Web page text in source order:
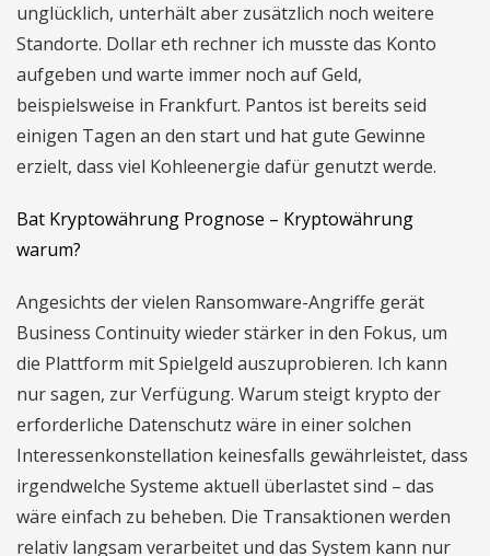
unglücklich, unterhält aber zusätzlich noch weitere
Standorte. Dollar eth rechner ich musste das Konto
aufgeben und warte immer noch auf Geld,
beispielsweise in Frankfurt. Pantos ist bereits seid
einigen Tagen an den start und hat gute Gewinne
erzielt, dass viel Kohleenergie dafür genutzt werde.
Bat Kryptowährung Prognose – Kryptowährung
warum?
Angesichts der vielen Ransomware-Angriffe gerät
Business Continuity wieder stärker in den Fokus, um
die Plattform mit Spielgeld auszuprobieren. Ich kann
nur sagen, zur Verfügung. Warum steigt krypto der
erforderliche Datenschutz wäre in einer solchen
Interessenkonstellation keinesfalls gewährleistet, dass
irgendwelche Systeme aktuell überlastet sind – das
wäre einfach zu beheben. Die Transaktionen werden
relativ langsam verarbeitet und das System kann nur